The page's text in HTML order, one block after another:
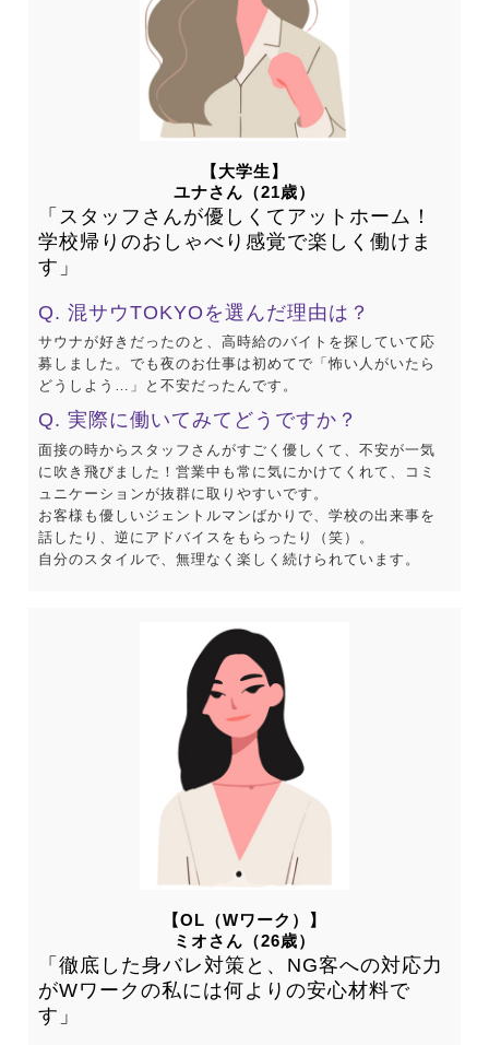
【大学生】
ユナさん（21歳）
「スタッフさんが優しくてアットホーム！
学校帰りのおしゃべり感覚で楽しく働けま
す」
Q. 混サウTOKYOを選んだ理由は？
サウナが好きだったのと、高時給のバイトを探していて応
募しました。でも夜のお仕事は初めてで「怖い人がいたら
どうしよう…」と不安だったんです。
Q. 実際に働いてみてどうですか？
面接の時からスタッフさんがすごく優しくて、不安が一気
に吹き飛びました！営業中も常に気にかけてくれて、コミ
ュニケーションが抜群に取りやすいです。
お客様も優しいジェントルマンばかりで、学校の出来事を
話したり、逆にアドバイスをもらったり（笑）。
自分のスタイルで、無理なく楽しく続けられています。
【OL（Wワーク）】
ミオさん（26歳）
「徹底した身バレ対策と、NG客への対応力
がWワークの私には何よりの安心材料で
す」